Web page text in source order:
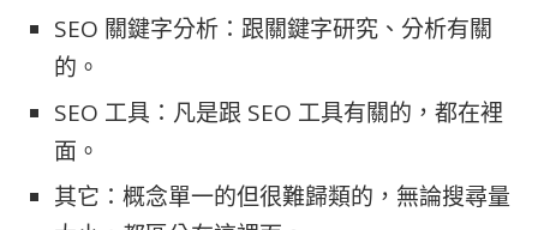
SEO 關鍵字分析：跟關鍵字研究、分析有關
的。
SEO 工具：凡是跟 SEO 工具有關的，都在裡
面。
其它：概念單一的但很難歸類的，無論搜尋量